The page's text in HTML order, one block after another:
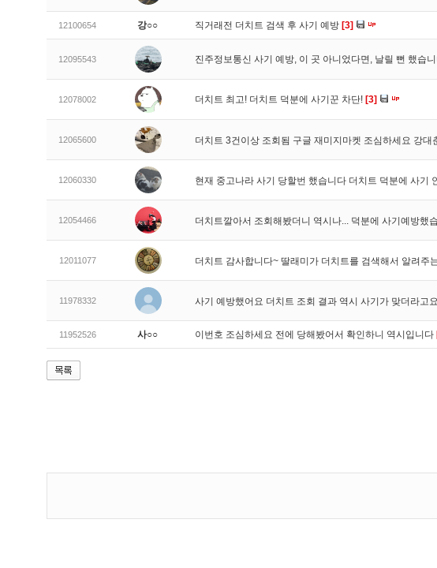
12100654 강○○ 직거래전 더치트 검색 후 사기 예방 [3]
12095543 진주정보통신 사기 예방, 이 곳 아니었다면, 날릴 뻔 했습
12078002 더치트 최고! 더치트 덕분에 사기꾼 차단! [3]
12065600 더치트 3건이상 조회됨 구글 재미지마켓 조심하세요 강대
12060330 현재 중고나라 사기 당할번 했습니다 더치트 덕분에 사기
12054466 더치트깔아서 조회해봤더니 역시나... 덕분에 사기예방했
12011077 더치트 감사합니다~ 딸래미가 더치트를 검색해서 알려주
11978332 사기 예방했어요 더치트 조회 결과 역시 사기가 맞더라고
11952526 사○○ 이번호 조심하세요 전에 당해봤어서 확인하니 역시입니다